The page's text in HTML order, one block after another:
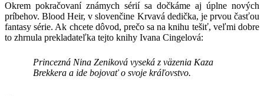
Okrem pokračovaní známych sérií sa dočkáme aj úplne nových
príbehov. Blood Heir, v slovenčine Krvavá dedička, je prvou časťou
fantasy série. Ak chcete dôvod, prečo sa na knihu tešiť, veľmi dobre
to zhrnula prekladateľka tejto knihy Ivana Cingelová:
Princezná Nina Zeniková vyseká z väzenia Kaza
Brekkera a ide bojovať o svoje kráľovstvo.